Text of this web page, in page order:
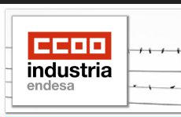
Pasar
contenido
principal